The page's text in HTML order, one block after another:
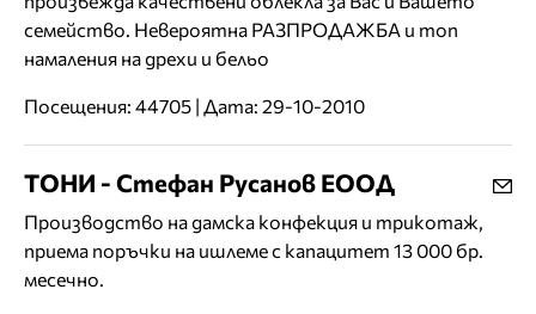
семейство. Невероятна РАЗПРОДАЖБА и топ
намаления на дрехи и бельо
Посещения: 44705 | Дата: 29-10-2010
ТОНИ - Стефан Русанов ЕООД
Производство на дамска конфекция и трикотаж,
приема поръчки на ишлеме с капацитет 13 000 бр.
месечно.